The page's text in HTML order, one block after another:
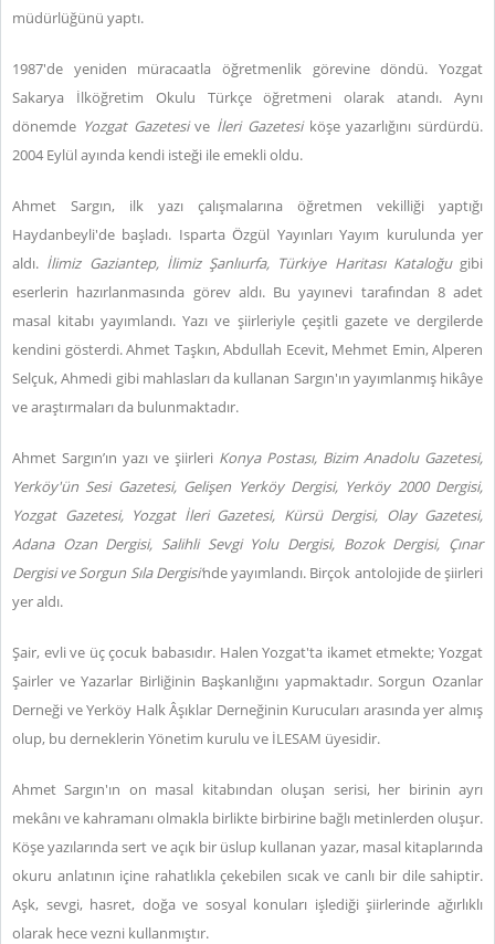
müdürlüğünü yaptı.
1987'de yeniden müracaatla öğretmenlik görevine döndü. Yozgat
Sakarya İlköğretim Okulu Türkçe öğretmeni olarak atandı. Aynı
dönemde Yozgat Gazetesive İleri Gazetesiköşe yazarlığını sürdürdü.
2004 Eylül ayında kendi isteği ile emekli oldu.
Ahmet Sargın, ilk yazı çalışmalarına öğretmen vekilliği yaptığı
Haydanbeyli'de başladı. Isparta Özgül Yayınları Yayım kurulunda yer
aldı. İlimiz Gaziantep, İlimiz Şanlıurfa, Türkiye Haritası Kataloğu gibi
eserlerin hazırlanmasında görev aldı. Bu yayınevi tarafından 8 adet
masal kitabı yayımlandı. Yazı ve şiirleriyle çeşitli gazete ve dergilerde
kendini gösterdi. Ahmet Taşkın, Abdullah Ecevit, Mehmet Emin, Alperen
Selçuk, Ahmedi gibi mahlasları da kullanan Sargın'ın yayımlanmış hikâye
ve araştırmaları da bulunmaktadır.
Ahmet Sargın’ın yazı ve şiirleri Konya Postası, Bizim Anadolu Gazetesi,
Yerköy'ün Sesi Gazetesi, Gelişen Yerköy Dergisi, Yerköy 2000 Dergisi,
Yozgat Gazetesi, Yozgat İleri Gazetesi, Kürsü Dergisi, Olay Gazetesi,
Adana Ozan Dergisi, Salihli Sevgi Yolu Dergisi, Bozok Dergisi, Çınar
Dergisi ve Sorgun Sıla Dergisi’nde yayımlandı. Birçok antolojide de şiirleri
yer aldı.
Şair, evli ve üç çocuk babasıdır. Halen Yozgat'ta ikamet etmekte; Yozgat
Şairler ve Yazarlar Birliğinin Başkanlığını yapmaktadır. Sorgun Ozanlar
Derneği ve Yerköy Halk Âşıklar Derneğinin Kurucuları arasında yer almış
olup, bu derneklerin Yönetim kurulu ve İLESAM üyesidir.
Ahmet Sargın'ın on masal kitabından oluşan serisi, her birinin ayrı
mekânı ve kahramanı olmakla birlikte birbirine bağlı metinlerden oluşur.
Köşe yazılarında sert ve açık bir üslup kullanan yazar, masal kitaplarında
okuru anlatının içine rahatlıkla çekebilen sıcak ve canlı bir dile sahiptir.
Aşk, sevgi, hasret, doğa ve sosyal konuları işlediği şiirlerinde ağırlıklı
olarak hece vezni kullanmıştır.